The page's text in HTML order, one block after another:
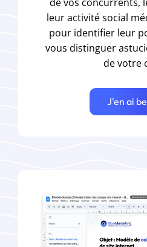
leur activité social
pour identifier leur
vous distinguer
de votre
J'en ai